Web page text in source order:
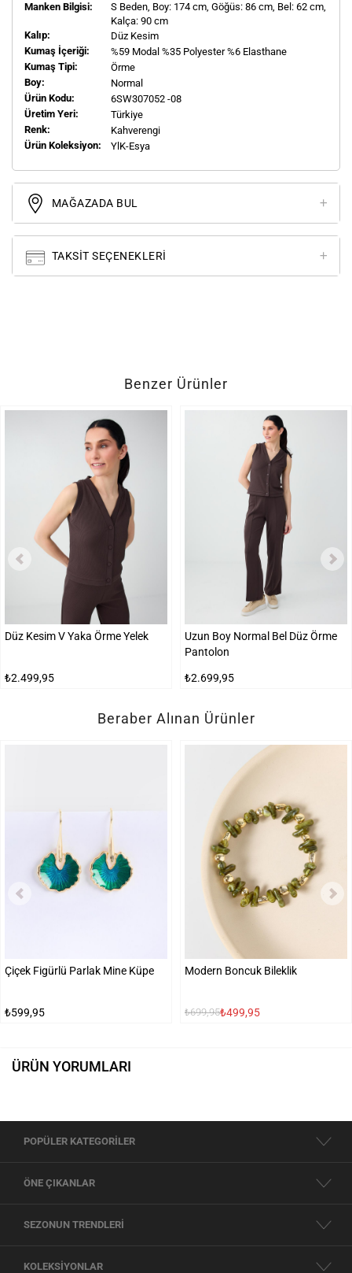
Manken Bilgisi: S Beden, Boy: 174 cm, Göğüs: 86 cm, Bel: 62 cm,
Kalça: 90 cm
Kalıp:
Düz Kesim
Kumaş İçeriği:
%59 Modal %35 Polyester %6 Elasthane
Kumaş Tipi:
Örme
Boy:
Normal
Ürün Kodu:
6SW307052 -08
Üretim Yeri:
Türkiye
Renk:
Kahverengi
Ürün Koleksiyon:
YlK-Esya
MAĞAZADA BUL
TAKSIT SEÇENEKLERI
Benzer Ürünler
Düz Kesim V Yaka Örme Yelek
₺2.499,95
Uzun Boy Normal Bel Düz Örme
Pantolon
₺2.699,95
Beraber Alınan Ürünler
Çiçek Figürlü Parlak Mine Küpe
₺599,95
Modern Boncuk Bileklik
₺699,95₺499,95
ÜRÜN YORUMLARI
POPÜLER KATEGORİLER
ÖNE ÇIKANLAR
SEZONUN TRENDLERİ
KOLEKSİYONLAR